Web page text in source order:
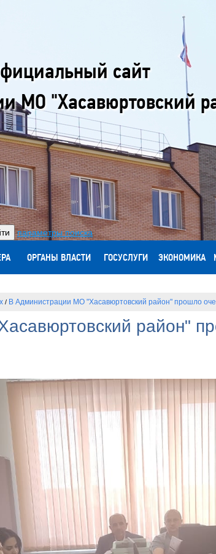
сайт
МО "Хасавюртовский
параметры поиска
ОРГАНЫ ВЛАСТИ ГОСУСЛУГИ ЭКОНОМИКА
/ В Администрации МО "Хасавюртовский район" прошло
район"